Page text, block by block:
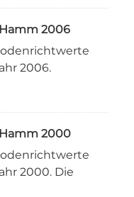
2006
2006.
2000
2000. Die